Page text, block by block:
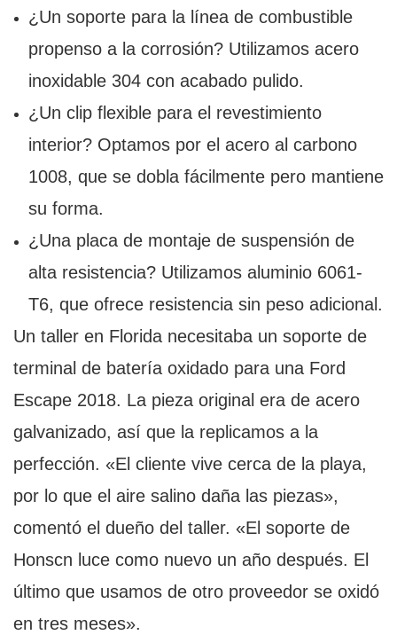
¿Un soporte para la línea de combustible
propenso a la corrosión? Utilizamos acero
inoxidable 304 con acabado pulido.
¿Un clip flexible para el revestimiento
interior? Optamos por el acero al carbono
1008, que se dobla fácilmente pero mantiene
su forma.
¿Una placa de montaje de suspensión de
alta resistencia? Utilizamos aluminio 6061-
T6, que ofrece resistencia sin peso adicional.
Un taller en Florida necesitaba un soporte de
terminal de batería oxidado para una Ford
Escape 2018. La pieza original era de acero
galvanizado, así que la replicamos a la
perfección. «El cliente vive cerca de la playa,
por lo que el aire salino daña las piezas»,
comentó el dueño del taller. «El soporte de
Honscn luce como nuevo un año después. El
último que usamos de otro proveedor se oxidó
en tres meses».